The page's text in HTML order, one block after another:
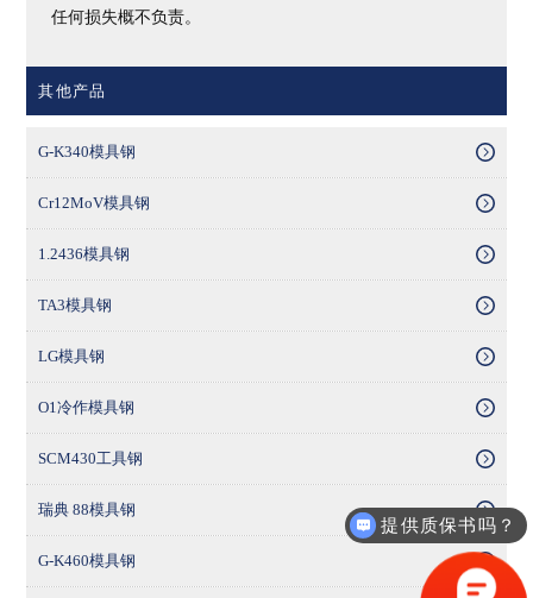
任何损失概不负责。
其他产品
G-K340模具钢
Cr12MoV模具钢
1.2436模具钢
TA3模具钢
LG模具钢
O1冷作模具钢
SCM430工具钢
瑞典 88模具钢
G-K460模具钢
提供质保书吗？
多少钱一公斤？